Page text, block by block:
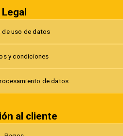
Legal
de uso de datos
y condiciones
de datos
al cliente